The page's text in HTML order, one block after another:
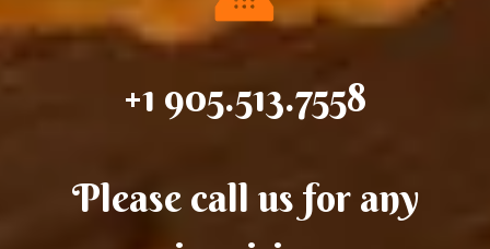
+1 905.513.7558
Please call us for any